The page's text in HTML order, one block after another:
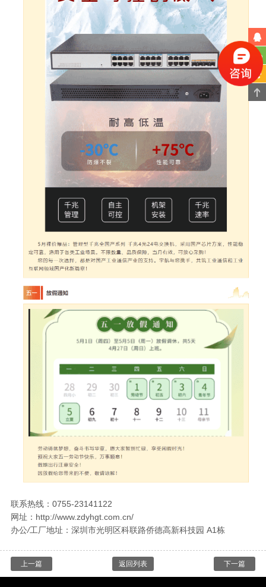
联系热线：0755-23141122
网址：http://www.zdyhgt.com.cn/
办公/工厂地址：深圳市光明区科联路侨德高新科技园 A1栋
上一篇 下一篇
返回列表